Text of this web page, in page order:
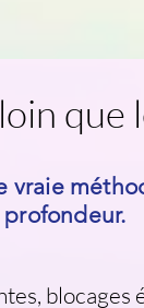
que
vraie
profondeur.